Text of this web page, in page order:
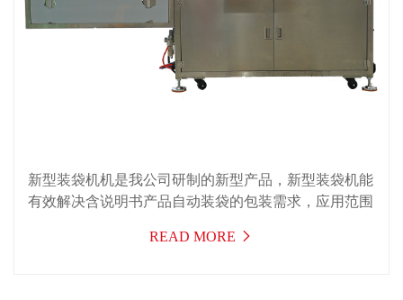
新型装袋机机是我公司研制的新型产品，新型装袋机能
有效解决含说明书产品自动装袋的包装需求，应用范围
化、食品，电子，化妆品，汽配及五金等行业的入袋包
READ MORE